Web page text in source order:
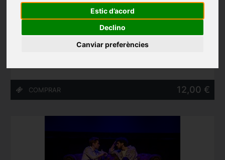
Estic d’acord
Declino
Canviar preferències
A MÍ NO ME ESCRIBIÓ TENNESSEE WILLIAMS, de Roberto
Teatre Akadèmia (Barcelona)
12,00 €